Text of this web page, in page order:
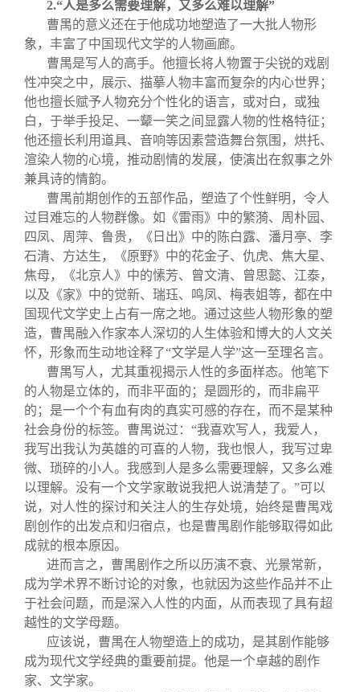
2.“人是多么需要理解，又多么难以理解”
曹禺的意义还在于他成功地塑造了一大批人物形
象，丰富了中国现代文学的人物画廊。
曹禺是写人的高手。他擅长将人物置于尖锐的戏剧
性冲突之中，展示、描摹人物丰富而复杂的内心世界；
他也擅长赋予人物充分个性化的语言，或对白，或独
白，于举手投足、一颦一笑之间显露人物的性格特征；
他还擅长利用道具、音响等因素营造舞台氛围，烘托、
渲染人物的心境，推动剧情的发展，使演出在叙事之外
兼具诗的情韵。
曹禺前期创作的五部作品，塑造了个性鲜明，令人
过目难忘的人物群像。如《雷雨》中的繁漪、周朴园、
四凤、周萍、鲁贵，《日出》中的陈白露、潘月亭、李
石清、方达生，《原野》中的花金子、仇虎、焦大星、
焦母，《北京人》中的愫芳、曾文清、曾思懿、江泰，
以及《家》中的觉新、瑞珏、鸣凤、梅表姐等，都在中
国现代文学史上占有一席之地。通过这些人物形象的塑
造，曹禺融入作家本人深切的人生体验和博大的人文关
怀，形象而生动地诠释了“文学是人学”这一至理名言。
曹禺写人，尤其重视揭示人性的多面样态。他笔下
的人物是立体的，而非平面的；是圆形的，而非扁平
的；是一个个有血有肉的真实可感的存在，而不是某种
社会身份的标签。曹禺说过：“我喜欢写人，我爱人，
我写出我认为英雄的可喜的人物，我也恨人，我写过卑
微、琐碎的小人。我感到人是多么需要理解，又多么难
以理解。没有一个文学家敢说我把人说清楚了。”可以
说，对人性的探讨和关注人的生存处境，始终是曹禺戏
剧创作的出发点和归宿点，也是曹禺剧作能够取得如此
成就的根本原因。
进而言之，曹禺剧作之所以历演不衰、光景常新，
成为学术界不断讨论的对象，也就因为这些作品并不止
于社会问题，而是深入人性的内面，从而表现了具有超
越性的文学母题。
应该说，曹禺在人物塑造上的成功，是其剧作能够
成为现代文学经典的重要前提。他是一个卓越的剧作
家、文学家。